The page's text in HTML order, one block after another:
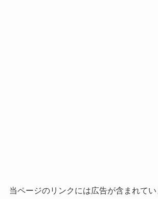
当ページのリンクには広告が含まれてい